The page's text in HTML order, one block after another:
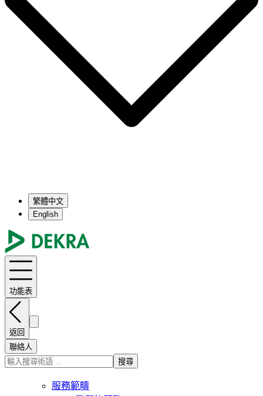
繁體中文
English
功能表
返回
聯絡人
搜尋
服務範疇